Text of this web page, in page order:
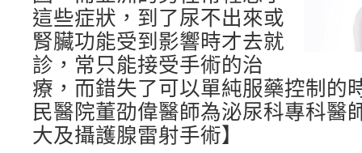
這些症狀，到了尿不出來或
腎臟功能受到影響時才去就
診，常只能接受手術的治
療，而錯失了可以單純服藥控制的
民醫院董劭偉醫師為泌尿科專科醫
大及攝護腺雷射手術】